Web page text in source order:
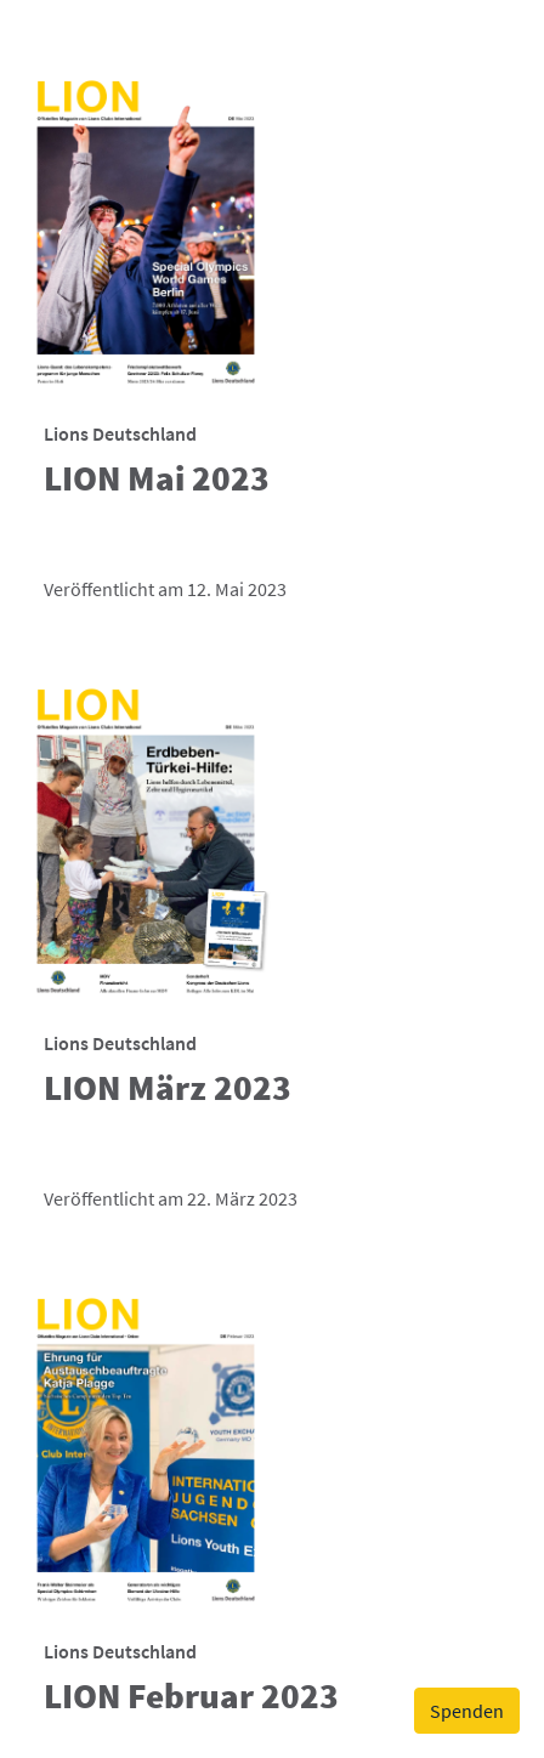
Spenden
Lions Deutschland
LION Mai 2023
Veröffentlicht am 12. Mai 2023
Lions Deutschland
LION März 2023
Veröffentlicht am 22. März 2023
Lions Deutschland
LION Februar 2023